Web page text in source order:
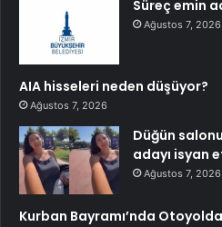
Süreç emin
Ağustos 7, 2026
AIA hisseleri neden düşüyor?
Ağustos 7, 2026
Düğün
adayı isyan
Ağustos 7, 2026
Kurban Bayramı’nda